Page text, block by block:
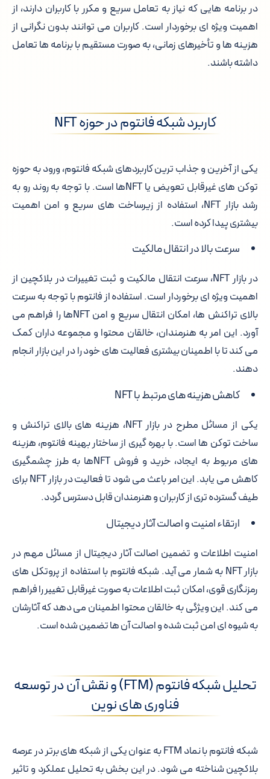
در برنامه هایی که نیاز به تعامل سریع و مکرر با کاربران دارند، از
اهمیت ویژه ای برخوردار است. کاربران می توانند بدون نگرانی از
هزینه ها و تأخیرهای زمانی، به صورت مستقیم با برنامه ها تعامل
داشته باشند.
کاربرد شبکه فانتوم در حوزه NFT
یکی از آخرین و جذاب ترین کاربردهای شبکه فانتوم، ورود به حوزه
توکن های غیرقابل تعویض یا NFTها است. با توجه به روند رو به
رشد بازار NFT، استفاده از زیرساخت های سریع و امن اهمیت
بیشتری پیدا کرده است.
سرعت بالا در انتقال مالکیت
در بازار NFT، سرعت انتقال مالکیت و ثبت تغییرات در بلاکچین از
اهمیت ویژه ای برخوردار است. استفاده از فانتوم با توجه به سرعت
بالای تراکنش ها، امکان انتقال سریع و امن NFTها را فراهم می
آورد. این امر به هنرمندان، خالقان محتوا و مجموعه داران کمک
می کند تا با اطمینان بیشتری فعالیت های خود را در این بازار انجام
دهند.
کاهش هزینه های مرتبط با NFT
یکی از مسائل مطرح در بازار NFT، هزینه های بالای تراکنش و
ساخت توکن ها است. با بهره گیری از ساختار بهینه فانتوم، هزینه
های مربوط به ایجاد، خرید و فروش NFTها به طرز چشمگیری
کاهش می یابد. این امر باعث می شود تا فعالیت در بازار NFT برای
طیف گسترده تری از کاربران و هنرمندان قابل دسترس گردد.
ارتقاء امنیت و اصالت آثار دیجیتال
امنیت اطلاعات و تضمین اصالت آثار دیجیتال از مسائل مهم در
بازار NFT به شمار می آید. شبکه فانتوم با استفاده از پروتکل های
رمزنگاری قوی، امکان ثبت اطلاعات به صورت غیرقابل تغییر را فراهم
می کند. این ویژگی به خالقان محتوا اطمینان می دهد که آثارشان
به شیوه ای امن ثبت شده و اصالت آن ها تضمین شده است.
تحلیل شبکه فانتوم (FTM) و نقش آن در توسعه
فناوری های نوین
شبکه فانتوم با نماد FTM به عنوان یکی از شبکه های برتر در عرصه
بلاکچین شناخته می شود. در این بخش به تحلیل عملکرد و تاثیر